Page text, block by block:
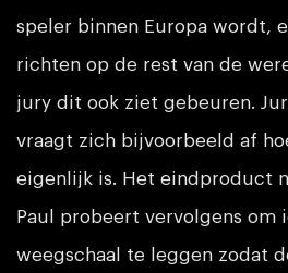
speler binnen Europa wordt,
richten op de rest van de
jury dit ook ziet gebeuren.
vraagt zich bijvoorbeeld af
eigenlijk is. Het eindproduct
Paul probeert vervolgens om
weegschaal te leggen zodat